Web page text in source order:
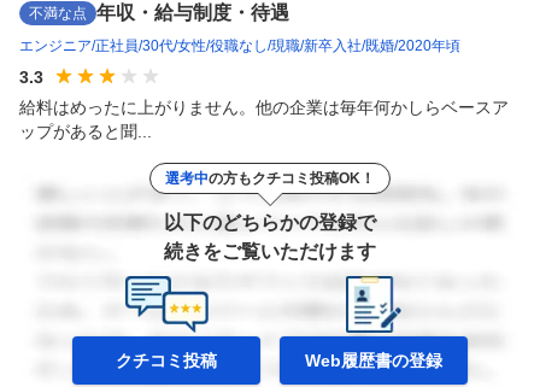
不満な点 年収・給与制度・待遇
エンジニア 正社員 30代 女性 役職なし 現職 新卒入社 既婚 2020年頃
3.3
給料はめったに上がりません。他の企業は毎年何かしらベースア
ップがあると聞...
選考中の方もクチコミ投稿OK！
以下のどちらかの登録で
続きをご覧いただけます
クチコミ投稿 Web履歴書の登録